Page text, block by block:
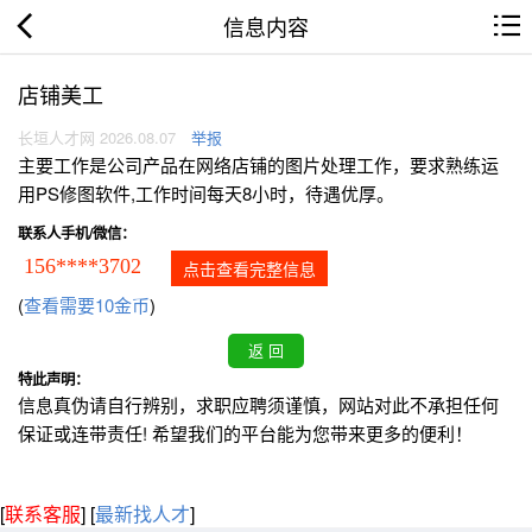
信息内容
店铺美工
长垣人才网 2026.08.07 举报
主要工作是公司产品在网络店铺的图片处理工作，要求熟练运
用PS修图软件,工作时间每天8小时，待遇优厚。
联系人手机/微信：
156****3702 点击查看完整信息
(查看需要10金币)
特此声明：
信息真伪请自行辨别，求职应聘须谨慎，网站对此不承担任何
保证或连带责任! 希望我们的平台能为您带来更多的便利！
[联系客服] [最新找人才]